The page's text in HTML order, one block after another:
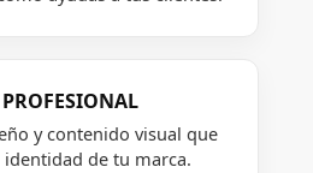
y contenido visual que
de tu marca.